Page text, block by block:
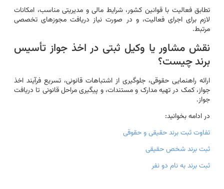
تطابق فعالیت با قوانین کشور، شرایط مالی و مدیریتی مناسب، امکانات
لازم برای اجرای فعالیت، و در صورت نیاز دریافت مجوزهای تخصصی
مرتبط.
نقش مشاور یا وکیل ثبتی در اخذ جواز تأسیس
برند چیست؟
ارائه راهنمایی حقوقی، جلوگیری از اشتباهات قانونی، تسریع فرآیند اخذ
جواز، کمک در تهیه مدارک و مستندات، و پیگیری مراحل قانونی تا دریافت
جواز.
در ادامه بخوانید:
تفاوت ثبت برند حقیقی و حقوقی
ثبت برند شخص حقیقی
ثبت برند به نام دو نفر